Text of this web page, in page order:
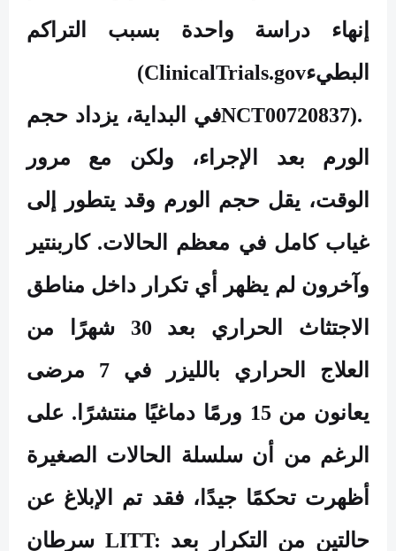
إنهاء دراسة واحدة بسبب التراكم
البطيء(ClinicalTrials.gov
NCT00720837).في البداية، يزداد حجم
الورم بعد الإجراء، ولكن مع مرور
الوقت، يقل حجم الورم وقد يتطور إلى
غياب كامل في معظم الحالات. كاربنتير
وآخرون لم يظهر أي تكرار داخل مناطق
الاجتثاث الحراري بعد 30 شهرًا من
العلاج الحراري بالليزر في 7 مرضى
يعانون من 15 ورمًا دماغيًا منتشرًا. على
الرغم من أن سلسلة الحالات الصغيرة
أظهرت تحكمًا جيدًا، فقد تم الإبلاغ عن
حالتين من التكرار بعد LITT: سرطان